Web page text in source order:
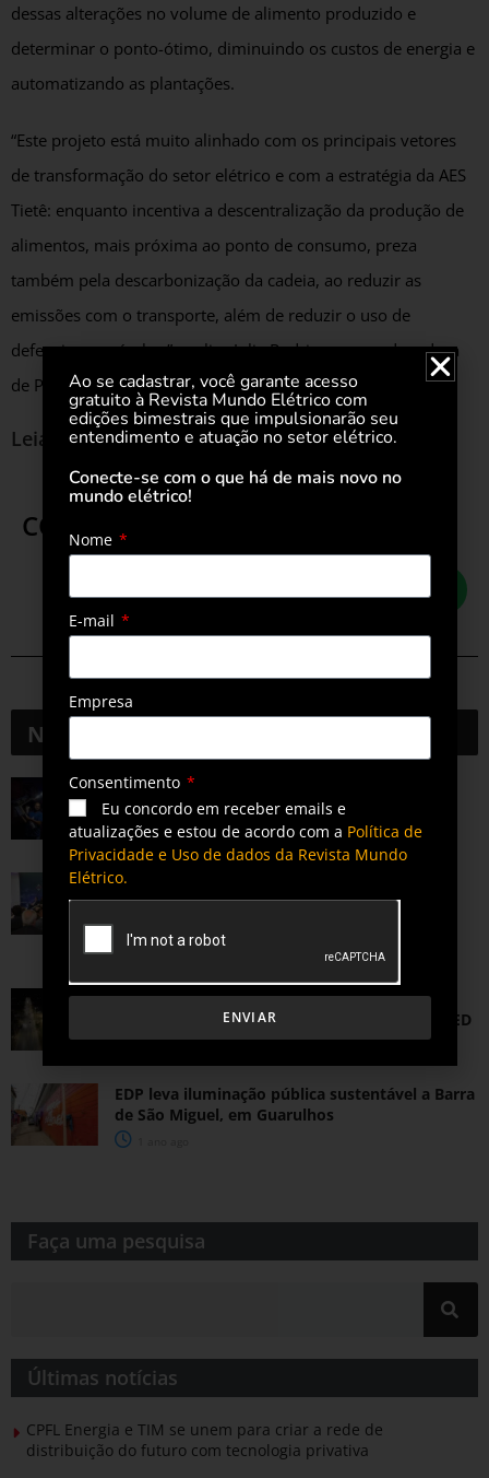
dessas alterações no volume de alimento produzido e
determinar o ponto-ótimo, diminuindo os custos de energia e
automatizando as plantações.
“Este projeto está muito alinhado com os principais vetores
de transformação do setor elétrico e com a estratégia da AES
Tietê: enquanto incentiva a descentralização da produção de
alimentos, mais próxima ao ponto de consumo, preza
também pela descarbonização da cadeia, ao reduzir as
emissões com o transporte, além de reduzir o uso de
defensivos agrícolas.” explica Julia Rodrigues, coordenadora
de P&D e Inovação da AES Tietê.
Leia tambémAES Brasil tem nova CEO
COMPARTILHE ESTA POSTAGEM
Notícias
Miguel Badra, em Suzano, recebe postes de
energia solar feitos com garrafa PET
2 meses ago
Iluminação pública destrava R$ 32 bilhões e
reposiciona COSIP como motor de
3 meses ago
Ribeirão das Neves (MG) zera pontos de luz
antigos e economiza com iluminação 100% LED
EDP leva iluminação pública sustentável a Barra
de São Miguel, em Guarulhos
Faça uma pesquisa​​
Últimas notícias
CPFL Energia e TIM se unem para criar a rede de
distribuição do futuro com tecnologia privativa
Ao se cadastrar, você garante acesso
gratuito à Revista Mundo Elétrico com
edições bimestrais que impulsionarão seu
entendimento e atuação no setor elétrico.
Conecte-se com o que há de mais novo no
mundo elétrico!
Nome
E-mail
Empresa
Consentimento
Eu concordo em receber emails e
atualizações e estou de acordo com a Política de
Privacidade e Uso de dados da Revista Mundo
Elétrico.
ENVIAR